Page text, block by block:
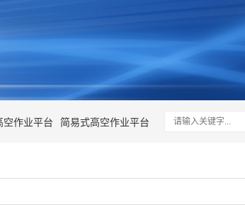
空作业平台 简易式高空作业平台